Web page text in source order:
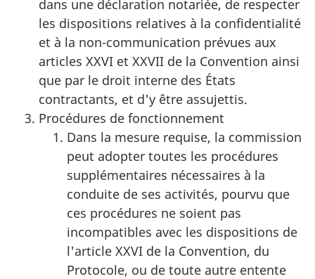
dans une déclaration notariée, de respecter
les dispositions relatives à la confidentialité
et à la non-communication prévues aux
articles XXVI et XXVII de la Convention ainsi
que par le droit interne des États
contractants, et d'y être assujettis.
Procédures de fonctionnement
Dans la mesure requise, la commission
peut adopter toutes les procédures
supplémentaires nécessaires à la
conduite de ses activités, pourvu que
ces procédures ne soient pas
incompatibles avec les dispositions de
l'article XXVI de la Convention, du
Protocole, ou de toute autre entente